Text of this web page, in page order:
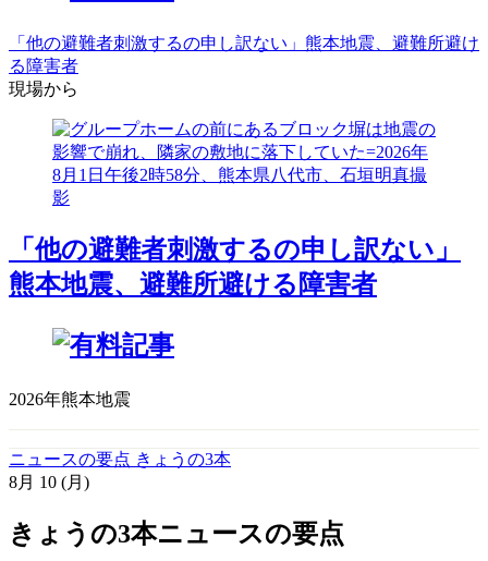
「他の避難者刺激するの申し訳ない」熊本地震、避難所避け
る障害者
現場から
「他の避難者刺激するの申し訳ない」
熊本地震、避難所避ける障害者
2026年熊本地震
ニュースの要点 きょうの3本
8月 10 (月)
きょうの3本ニュースの要点